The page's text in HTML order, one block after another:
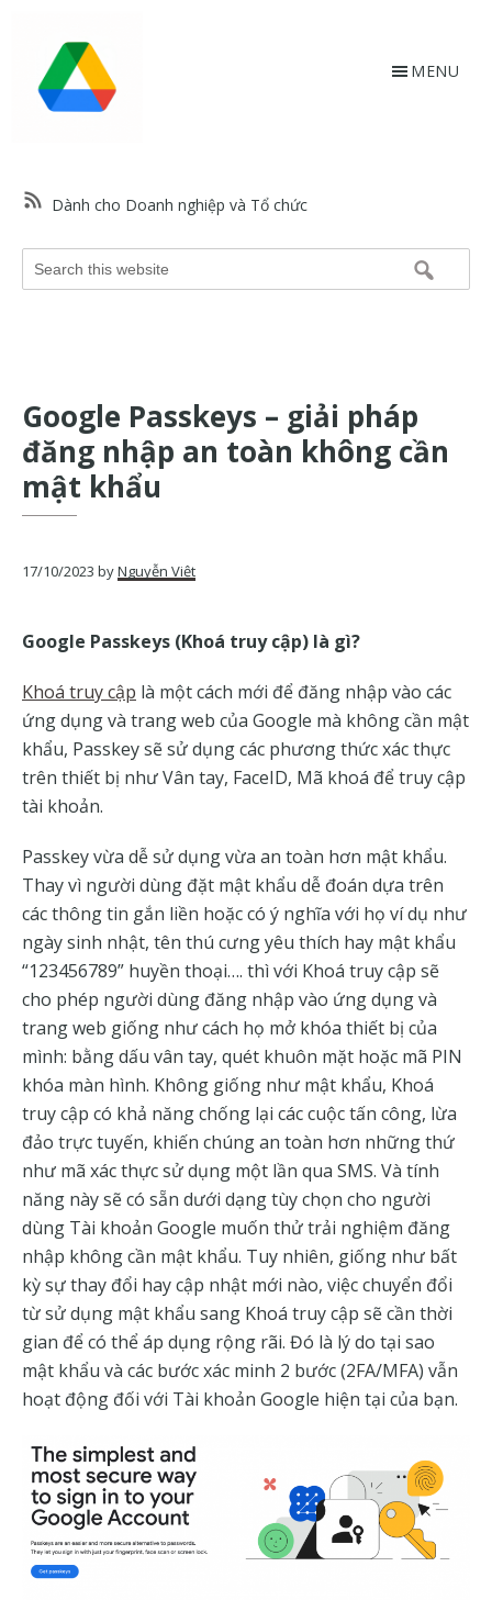
content
footer
web
hỗ
trợ
Google
các
sản
phẩm
của
Dành cho Doanh nghiệp và Tổ chức
Search
this
MENU
Google Passkeys – giải pháp
đăng nhập an toàn không cần
mật khẩu
17/10/2023 byNguyễn Việt
Google Passkeys (Khoá truy cập) là gì?
Khoá truy cập là một cách mới để đăng nhập vào các
ứng dụng và trang web của Google mà không cần mật
khẩu, Passkey sẽ sử dụng các phương thức xác thực
trên thiết bị như Vân tay, FaceID, Mã khoá để truy cập
tài khoản.
Passkey vừa dễ sử dụng vừa an toàn hơn mật khẩu.
Thay vì người dùng đặt mật khẩu dễ đoán dựa trên
các thông tin gắn liền hoặc có ý nghĩa với họ ví dụ như
ngày sinh nhật, tên thú cưng yêu thích hay mật khẩu
“123456789” huyền thoại…. thì với Khoá truy cập sẽ
cho phép người dùng đăng nhập vào ứng dụng và
trang web giống như cách họ mở khóa thiết bị của
mình: bằng dấu vân tay, quét khuôn mặt hoặc mã PIN
khóa màn hình. Không giống như mật khẩu, Khoá
truy cập có khả năng chống lại các cuộc tấn công, lừa
đảo trực tuyến, khiến chúng an toàn hơn những thứ
như mã xác thực sử dụng một lần qua SMS. Và tính
năng này sẽ có sẵn dưới dạng tùy chọn cho người
dùng Tài khoản Google muốn thử trải nghiệm đăng
nhập không cần mật khẩu. Tuy nhiên, giống như bất
kỳ sự thay đổi hay cập nhật mới nào, việc chuyển đổi
từ sử dụng mật khẩu sang Khoá truy cập sẽ cần thời
gian để có thể áp dụng rộng rãi. Đó là lý do tại sao
mật khẩu và các bước xác minh 2 bước (2FA/MFA) vẫn
hoạt động đối với Tài khoản Google hiện tại của bạn.